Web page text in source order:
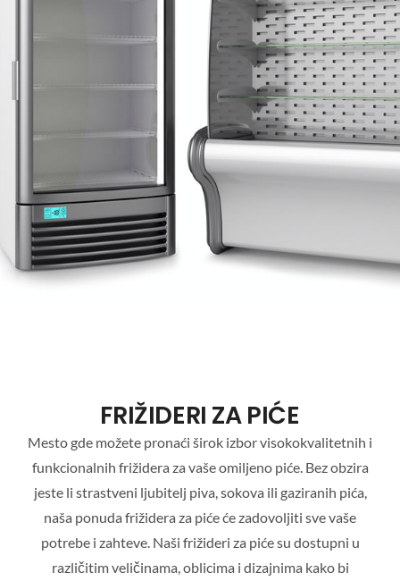
KONTAKT
FRIŽIDERI ZA PIĆE
Mesto gde možete pronaći širok izbor visokokvalitetnih i
funkcionalnih frižidera za vaše omiljeno piće. Bez obzira
jeste li strastveni ljubitelj piva, sokova ili gaziranih pića,
naša ponuda frižidera za piće će zadovoljiti sve vaše
potrebe i zahteve. Naši frižideri za piće su dostupni u
različitim veličinama, oblicima i dizajnima kako bi